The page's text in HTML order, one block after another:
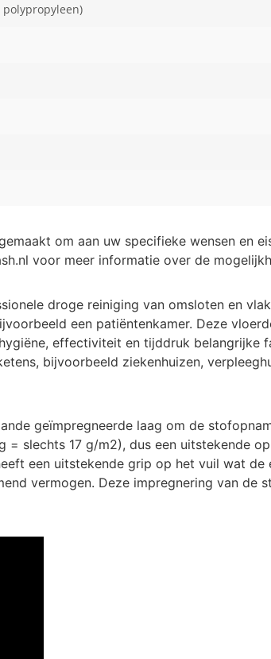
om aan uw specifieke wensen en
voor meer informatie over de
droge reiniging van omsloten en
een patiëntenkamer. Deze
effectiviteit en tijddruk belangrijke
bijvoorbeeld ziekenhuizen,
geïmpregneerde laag om de
slechts 17 g/m2), dus een uitstekende
een uitstekende grip op het vuil wat
vermogen. Deze impregnering van de